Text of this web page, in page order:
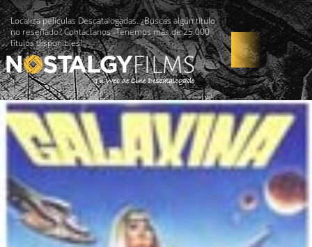
Localiza películas Descatalogadas. ¿Buscas algún título
no reseñado? Contáctanos -Tenemos más de 25.000
títulos disponibles!